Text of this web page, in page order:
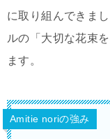
に取り組んできま
ルの「大切な花束
ます。
Amitie noriの強み